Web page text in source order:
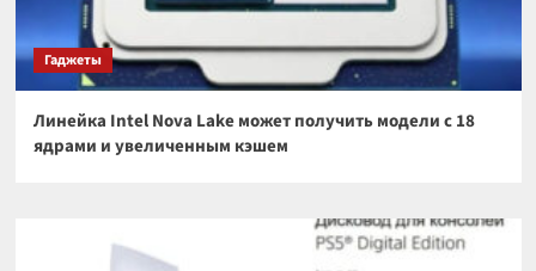
Гаджеты
Линейка Intel Nova Lake может получить модели с 18
ядрами и увеличенным кэшем